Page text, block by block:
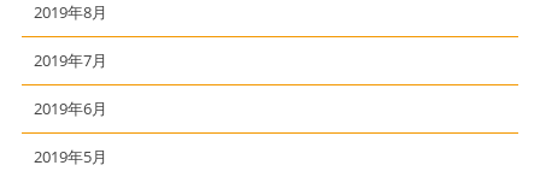
2019年8月
2019年7月
2019年6月
2019年5月